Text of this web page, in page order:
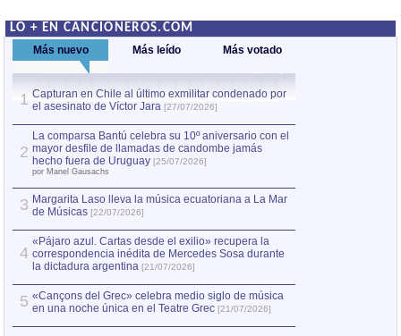
LO + EN CANCIONEROS.COM
Más nuevo Más leído Más votado
1 Capturan en Chile al último exmilitar condenado por
el asesinato de Víctor Jara [27/07/2026]
2
La comparsa Bantú celebra su 10º aniversario con el
mayor desfile de llamadas de candombe jamás
hecho fuera de Uruguay [25/07/2026]
por Manel Gausachs
3 Margarita Laso lleva la música ecuatoriana a La Mar
de Músicas [22/07/2026]
4
«Pájaro azul. Cartas desde el exilio» recupera la
correspondencia inédita de Mercedes Sosa durante
la dictadura argentina [21/07/2026]
5 «Cançons del Grec» celebra medio siglo de música
en una noche única en el Teatre Grec [21/07/2026]